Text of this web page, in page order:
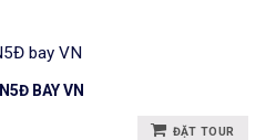
BAY VN
ĐẶT TOUR